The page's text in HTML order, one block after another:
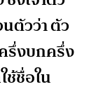
ตัวว่า ตัว
รึ่งบกครึ่ง
ช้ชื่อใน